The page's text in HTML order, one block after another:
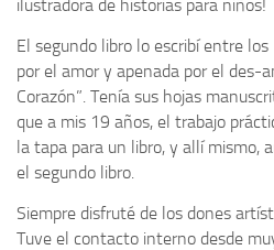
ilustradora de historias para niños!
El segundo libro lo escribí entre
por el amor y apenada por el des-
Corazón”. Tenía sus hojas
que a mis 19 años, el trabajo
la tapa para un libro, y allí mismo,
el segundo libro.
Siempre disfruté de los dones
Tuve el contacto interno desde